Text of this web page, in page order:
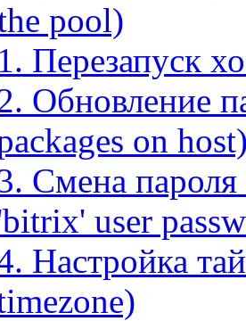
pool)
1. Перезапуск
Обновление
on
Смена пароля
user
Настройка